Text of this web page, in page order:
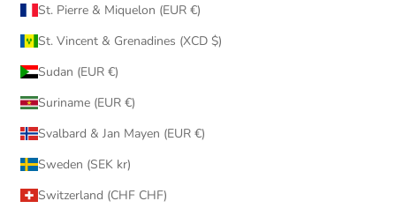
St. Pierre & Miquelon (EUR €)
St. Vincent & Grenadines (XCD $)
Sudan (EUR €)
Suriname (EUR €)
Svalbard & Jan Mayen (EUR €)
Sweden (SEK kr)
Switzerland (CHF CHF)